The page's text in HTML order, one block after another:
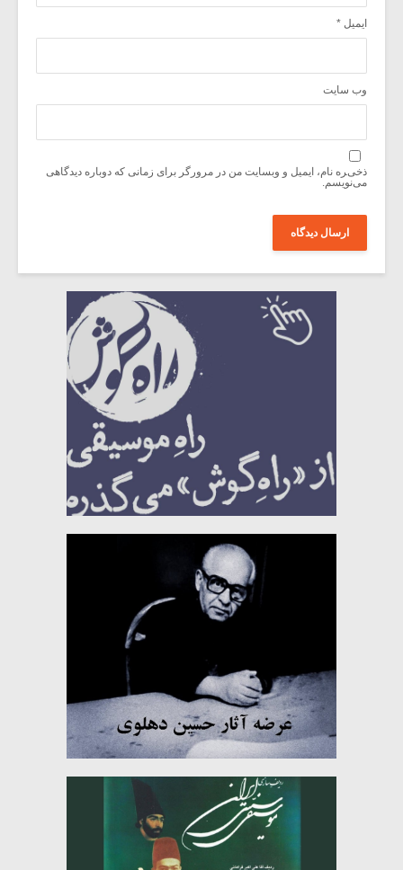
ایمیل *
وب‌ سایت
ذخیره نام، ایمیل و وبسایت من در مرورگر برای زمانی که دوباره دیدگاهی
می‌نویسم.